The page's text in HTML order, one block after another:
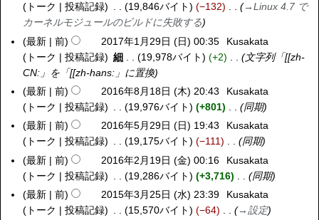
7
トーク
投稿記録 19,846バイト −132 →Linux 4.7 で
カーネルモジュールのビルドに失敗する
2
7
最新 前 2017年1月29日 (日) 00:35
Kusakata
トーク
投稿記録 細 19,978バイト +2
文字列「[[zh-
CN:」を「[[zh-hans:」に置換
2
1
最新 前 2016年8月18日 (木) 20:43
Kusakata
トーク
投稿記録 19,976バイト +801
同期
2
1
最新 前 2016年5月29日 (日) 19:43
Kusakata
トーク
投稿記録 19,175バイト −111
同期
2
1
最新 前 2016年2月19日 (金) 00:16
Kusakata
トーク
投稿記録 19,286バイト +3,716
同期
2
最新 前 2015年3月25日 (水) 23:39
Kusakata
トーク
投稿記録 15,570バイト −64 →設定